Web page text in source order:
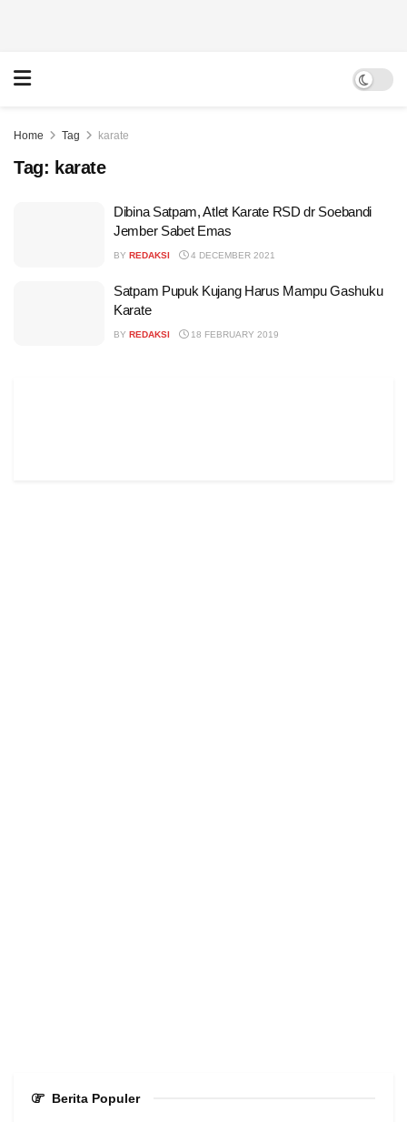
Home Tag karate
Tag: karate
Dibina Satpam, Atlet Karate RSD dr Soebandi
Jember Sabet Emas
BY REDAKSI 4 DECEMBER 2021
Satpam Pupuk Kujang Harus Mampu Gashuku
Karate
BY REDAKSI 18 FEBRUARY 2019
Berita Populer